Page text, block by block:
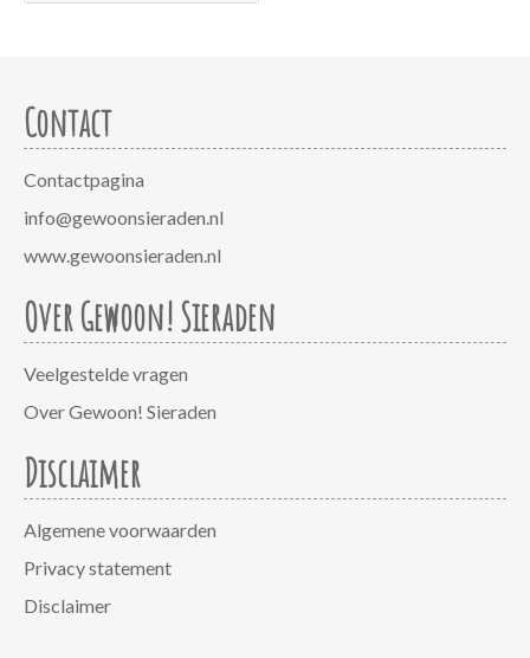
Contact
Contactpagina
info@gewoonsieraden.nl
www.gewoonsieraden.nl
Over Gewoon! Sieraden
Veelgestelde vragen
Over Gewoon! Sieraden
Disclaimer
Algemene voorwaarden
Privacy statement
Disclaimer